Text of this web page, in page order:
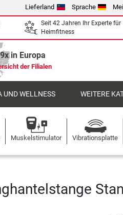
Lieferland Sprache
Seit 42 Jahren Ihr Experte für
Heimfitness
in Europa
der Filialen
UND WELLNESS WEITERE
Muskelstimulator Vibrationsplatte